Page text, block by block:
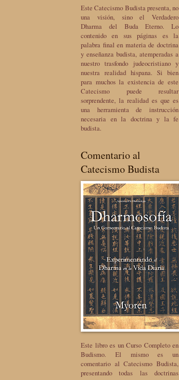
Este Catecismo Budista presenta, no
una visión, sino el Verdadero
Dharma del Buda Eterno. Lo
contenido en sus páginas es la
palabra final en materia de doctrina
y enseñanza budista, atemperadas a
nuestro trasfondo judeocristiano y
nuestra realidad hispana. Si bien
para muchos la existencia de este
Catecismo puede resultar
sorprendente, la realidad es que es
una herramienta de instrucción
necesaria en la doctrina y la fe
budista.
Comentario al
Catecismo Budista
Este libro es un Curso Completo en
Budismo. El mismo es un
comentario al Catecismo Budista,
presentando todas las doctrinas